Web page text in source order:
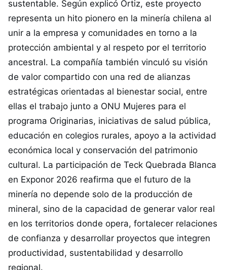
sustentable. Según explicó Ortiz, este proyecto
representa un hito pionero en la minería chilena al
unir a la empresa y comunidades en torno a la
protección ambiental y al respeto por el territorio
ancestral. La compañía también vinculó su visión
de valor compartido con una red de alianzas
estratégicas orientadas al bienestar social, entre
ellas el trabajo junto a ONU Mujeres para el
programa Originarias, iniciativas de salud pública,
educación en colegios rurales, apoyo a la actividad
económica local y conservación del patrimonio
cultural. La participación de Teck Quebrada Blanca
en Exponor 2026 reafirma que el futuro de la
minería no depende solo de la producción de
mineral, sino de la capacidad de generar valor real
en los territorios donde opera, fortalecer relaciones
de confianza y desarrollar proyectos que integren
productividad, sustentabilidad y desarrollo
regional.